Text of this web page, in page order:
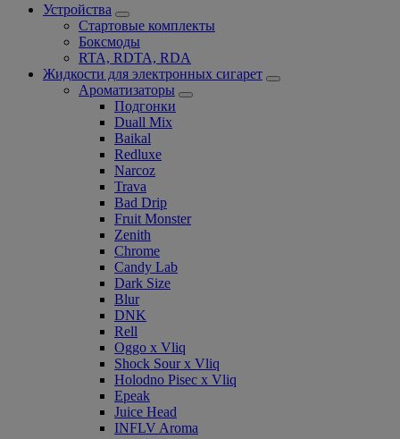
Устройства
Стартовые комплекты
Боксмоды
RTA, RDTA, RDA
Жидкости для электронных сигарет
Ароматизаторы
Подгонки
Duall Mix
Baikal
Redluxe
Narcoz
Trava
Bad Drip
Fruit Monster
Zenith
Chrome
Candy Lab
Dark Size
Blur
DNK
Rell
Oggo x Vliq
Shock Sour x Vliq
Holodno Pisec x Vliq
Epeak
Juice Head
INFLV Aroma